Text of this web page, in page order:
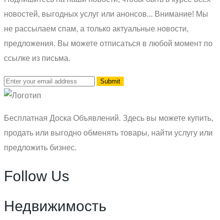
новостей, выгодных услуг или анонсов... Внимание! Мы
не рассылаем спам, а только актуальные новости,
предложения. Вы можете отписаться в любой момент по
ссылке из письма.
Бесплатная Доска Объявлений. Здесь вы можете купить,
продать или выгодно обменять товары, найти услугу или
предложить бизнес.
Follow Us
Недвижимость